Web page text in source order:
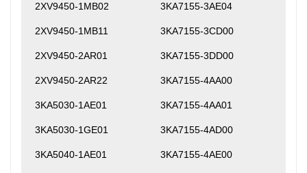
2XV9450-1MB02 3KA7155-3AE04
2XV9450-1MB11 3KA7155-3CD00
2XV9450-2AR01 3KA7155-3DD00
2XV9450-2AR22 3KA7155-4AA00
3KA5030-1AE01 3KA7155-4AA01
3KA5030-1GE01 3KA7155-4AD00
3KA5040-1AE01 3KA7155-4AE00